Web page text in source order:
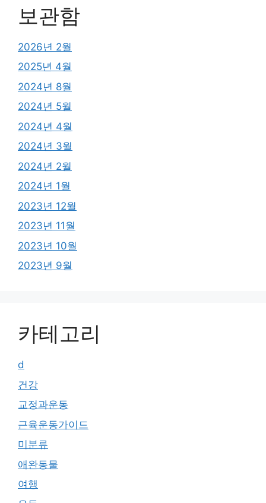
보관함
2026년 2월
2025년 4월
2024년 8월
2024년 5월
2024년 4월
2024년 3월
2024년 2월
2024년 1월
2023년 12월
2023년 11월
2023년 10월
2023년 9월
카테고리
d
건강
교정과운동
근육운동가이드
미분류
애완동물
여행